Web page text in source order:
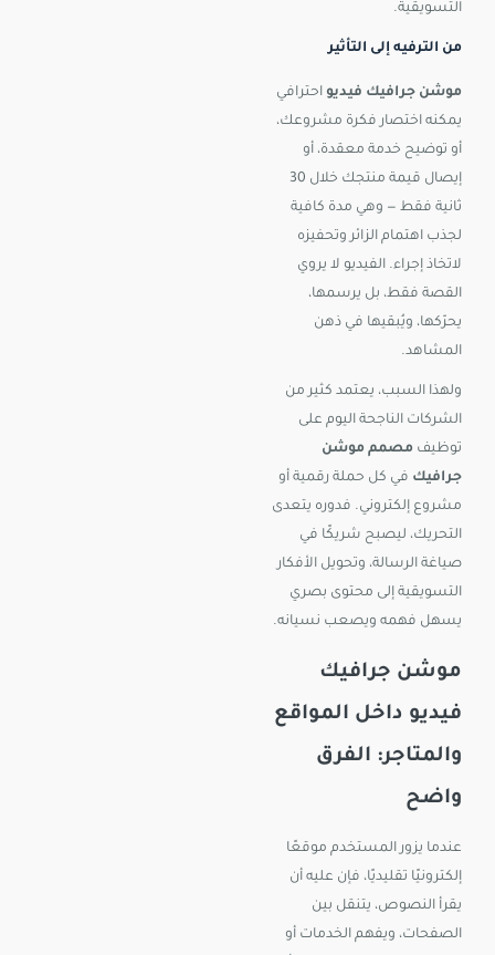
التسويقية.
من الترفيه إلى التأثير
موشن جرافيك فيديو احترافي
يمكنه اختصار فكرة مشروعك،
أو توضيح خدمة معقدة، أو
إيصال قيمة منتجك خلال 30
ثانية فقط — وهي مدة كافية
لجذب اهتمام الزائر وتحفيزه
لاتخاذ إجراء. الفيديو لا يروي
القصة فقط، بل يرسمها،
يحرّكها، ويُبقيها في ذهن
المشاهد.
ولهذا السبب، يعتمد كثير من
الشركات الناجحة اليوم على
توظيف مصمم موشن
جرافيك في كل حملة رقمية أو
مشروع إلكتروني. فدوره يتعدى
التحريك، ليصبح شريكًا في
صياغة الرسالة، وتحويل الأفكار
التسويقية إلى محتوى بصري
يسهل فهمه ويصعب نسيانه.
موشن جرافيك
فيديو داخل المواقع
والمتاجر: الفرق
واضح
عندما يزور المستخدم موقعًا
إلكترونيًا تقليديًا، فإن عليه أن
يقرأ النصوص، يتنقل بين
الصفحات، ويفهم الخدمات أو